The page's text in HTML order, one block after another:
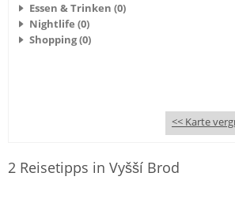
Essen & Trinken (0)
Nightlife (0)
Shopping (0)
<< Karte
2 Reisetipps in Vyšší Brod